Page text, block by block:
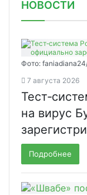
НОВОСТИ
Фото:
7 августа 2026
на вирус
Подробнее